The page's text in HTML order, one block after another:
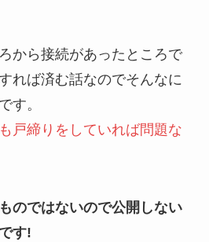
から接続があったところで
れば済む話なのでそんなに
す。
戸締りをしていれば問題な
のではないので公開しない
す!